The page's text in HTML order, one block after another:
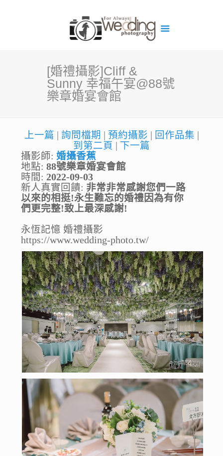
[婚禮攝影]Cliff &
Sunny 幸福午宴@88號
樂章婚宴會館
上一篇 詢問檔期 預約攝影 回作品集
到第二頁
下一篇
攝影師: 婚攝香蕉
地點: 88號樂章婚宴會館
時間: 2022-09-03
新人真實回饋: 非常非常感謝您們一路
以來的相挺!永生難忘的婚禮因為有你
們更完整!致上最深感謝!
永恆記憶 婚禮攝影
https://www.wedding-photo.tw/